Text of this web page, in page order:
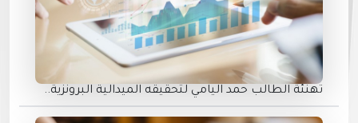
تهنئة الطالب حمد اليامي لتحقيقه الميدالية البرونزية..